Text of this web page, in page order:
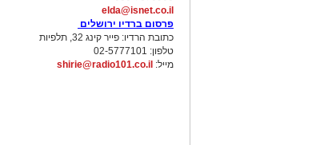
elda@isnet.co.il
פרסום ברדיו ירושלים
כתובת הרדיו: פייר קינג 32, תלפיות
טלפון: 02-5777101
מייל: shirie@radio101.co.il